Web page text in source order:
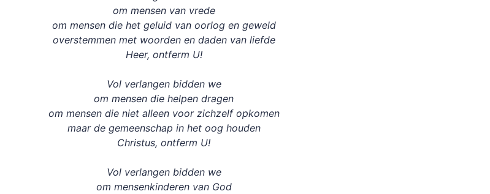
om mensen van vrede
om mensen die het geluid van oorlog en geweld
overstemmen met woorden en daden van liefde
Heer, ontferm U!
Vol verlangen bidden we
om mensen die helpen dragen
om mensen die niet alleen voor zichzelf opkomen
maar de gemeenschap in het oog houden
Christus, ontferm U!
Vol verlangen bidden we
om mensenkinderen van God